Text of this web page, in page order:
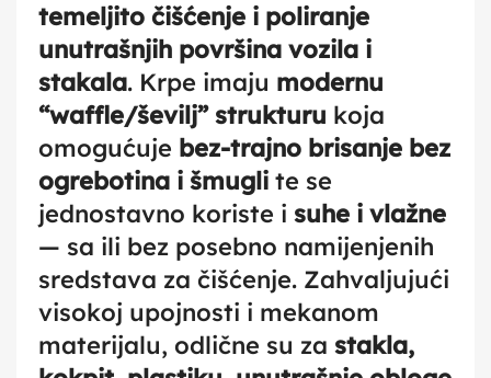
temeljito čišćenje i poliranje
unutrašnjih površina vozila i
stakala. Krpe imaju modernu
“waffle/ševilj” strukturu koja
omogućuje bez‑trajno brisanje bez
ogrebotina i šmugli te se
jednostavno koriste i suhe i vlažne
— sa ili bez posebno namijenjenih
sredstava za čišćenje. Zahvaljujući
visokoj upojnosti i mekanom
materijalu, odlične su za stakla,